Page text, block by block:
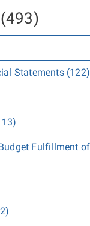
Statements (122)
Fulfillment